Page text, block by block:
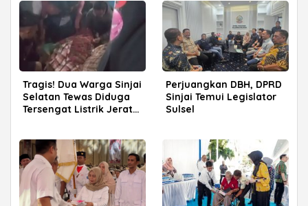
Tragis! Dua Warga Sinjai
Selatan Tewas Diduga
Tersengat Listrik Jerat
Perjuangkan DBH, DPRD
Sinjai Temui Legislator
Sulsel